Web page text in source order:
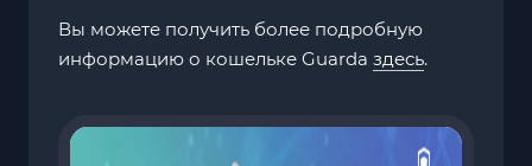
Вы можете получить более подробную
информацию о кошельке Guarda здесь.